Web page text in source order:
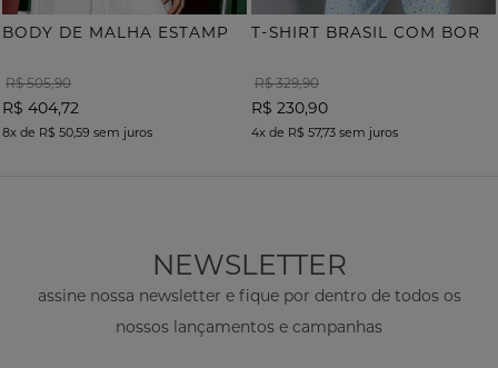
R$ 505,90
R$ 404,72
8x de R$ 50,59 sem juros
R$ 329,90
R$ 230,90
4x de R$ 57,73 sem juros
NEWSLETTER
assine nossa newsletter e fique por dentro de todos os
nossos lançamentos e campanhas